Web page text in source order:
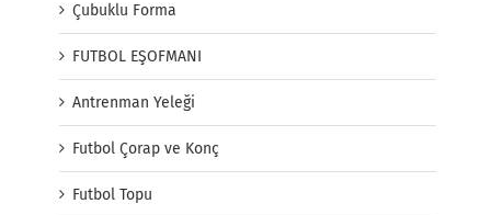
Çubuklu Forma
FUTBOL EŞOFMANI
Antrenman Yeleği
Futbol Çorap ve Konç
Futbol Topu